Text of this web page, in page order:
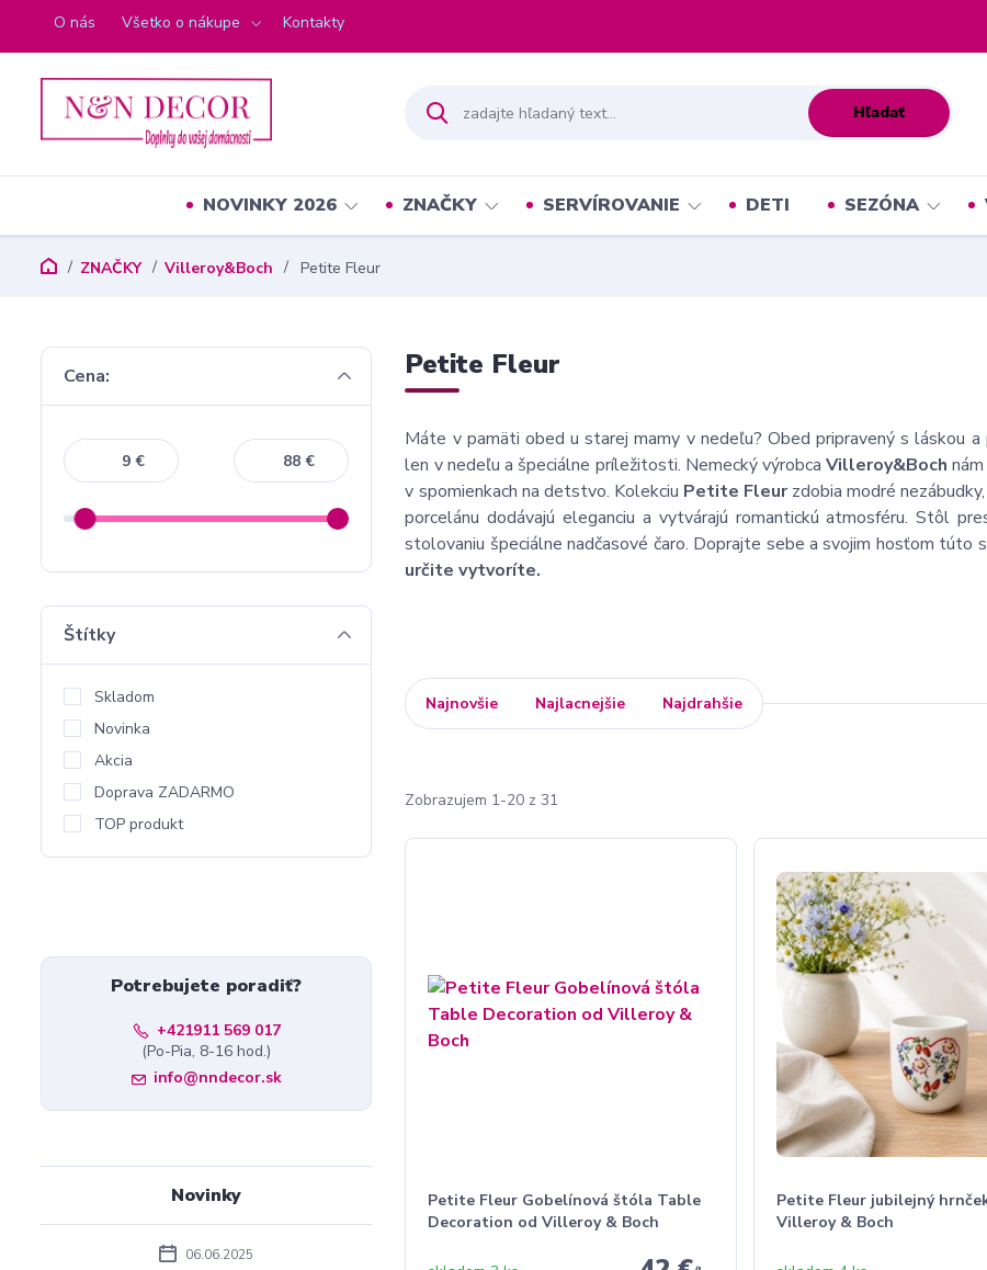
O nás Všetko o nákupe Kontakty
Hľadať
NOVINKY 2026 ZNAČKY SERVÍROVANIE DETI SEZÓNA
ZNAČKY Villeroy&Boch Petite Fleur
Petite Fleur
Máte v pamäti obed u starej mamy v nedeľu? Obed pripravený s láskou
len v nedeľu a špeciálne príležitosti. Nemecký výrobcaVilleroy&Boch
v spomienkach na detstvo. Kolekciu Petite Fleurzdobia modré
porcelánu dodávajú eleganciu a vytvárajú romantickú atmosféru. Stôl
stolovaniu špeciálne nadčasové čaro. Doprajte sebe a svojim hosťom túto
určite vytvoríte.
Najnovšie Najlacnejšie Najdrahšie
Zobrazujem 1-20 z 31
Petite Fleur Gobelínová štóla Table
Decoration od Villeroy & Boch
Petite Fleur jubilejný
Villeroy & Boch
Cena:
€ €
Štítky
Skladom
Novinka
Akcia
Doprava ZADARMO
TOP produkt
Potrebujete poradiť?
+421911 569 017
(Po-Pia, 8-16 hod.)
info@nndecor.sk
Novinky
06.06.2025